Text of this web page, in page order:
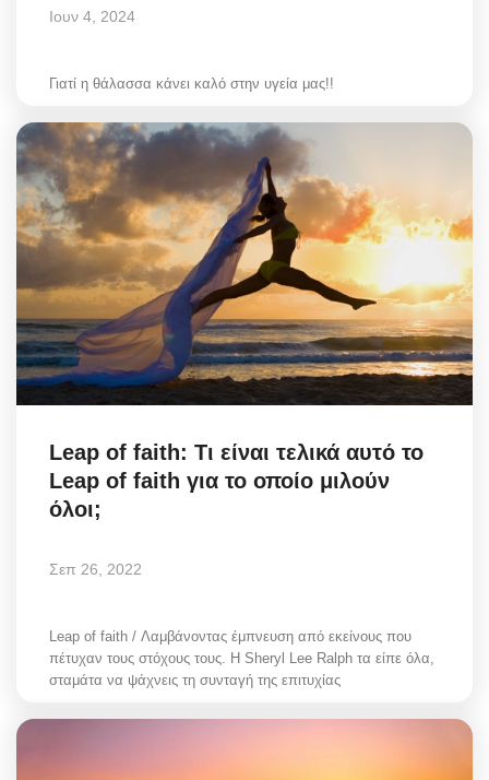
Ιουν 4, 2024
Γιατί η θάλασσα κάνει καλό στην υγεία μας!!
Leap of faith: Τι είναι τελικά αυτό το
Leap of faith για το οποίο μιλούν
όλοι;
Σεπ 26, 2022
Leap of faith / Λαμβάνοντας έμπνευση από εκείνους που
πέτυχαν τους στόχους τους. Η Sheryl Lee Ralph τα είπε όλα,
σταμάτα να ψάχνεις τη συνταγή της επιτυχίας